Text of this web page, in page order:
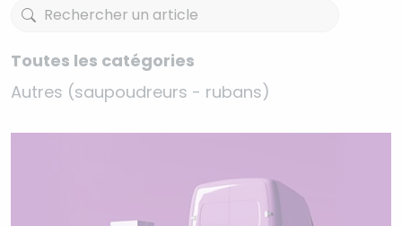
Toutes les catégories
Autres (saupoudreurs - rubans)